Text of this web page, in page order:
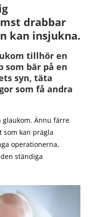
drabbar
kan insjukna.
tillhör en
som bär på en
syn, täta
som få andra
glaukom. Ännu färre
som kan prägla
operationerna,
ständiga